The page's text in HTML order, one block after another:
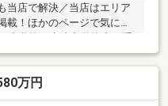
当店で解決／当店はエリア
載！ほかのページで気にな
2分◆幼稚園まで徒歩約4分
費用が抑えられます◆約89
と、詳細をご覧いただけ
＝＝＝＝＝＝＝＝＝＝＝土
万円